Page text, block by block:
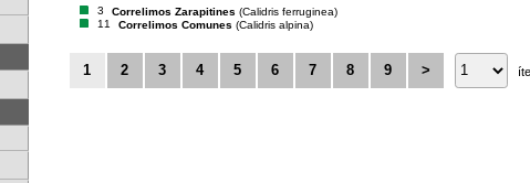
3
Correlimos Zarapitines (Calidris ferruginea)
11
Correlimos Comunes (Calidris alpina)
1 2 3 4 5 6 7 8 9 >